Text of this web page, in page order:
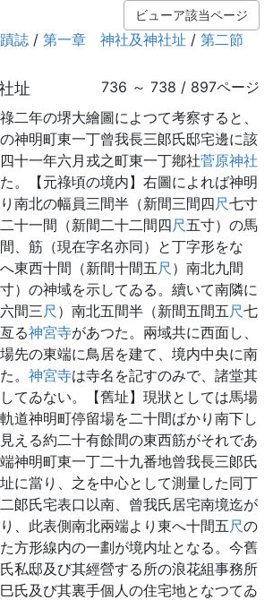
ビューア該当ページ
誌 / 第一章 神社及神社址 / 第二節
址
736 ～ 738 / 897ページ
二年の堺大繪圖によつて考察すると、
の神明町東一丁曾我長三郞氏邸宅邊に該
十一年六月戎之町東一丁鄕社菅原神社
。【元祿頃の境内】右圖によれば神明
南北の幅員三間半（新間三間四尺七寸
十一間（新間二十二間四尺五寸）の馬
、筋（現在字名亦同）と丁字形をな
東西十間（新間十間五尺 ）南北九間
）の神域を示してゐる。續いて南隣に
間三尺 ）南北五間半（新間五間五尺七
る神宮寺があつた。兩域共に西面し、
先の東端に鳥居を建て、境内中央に南
。 神宮寺は寺名を記すのみで、諸堂其
てゐない。【舊址】現狀としては馬場
道神明町停留場を二十間ばかり南下し
える約二十有餘間の東西筋がそれであ
神明町東一丁二十九番地曾我長三郞氏
に當り、之を中心として測量した同丁
郞氏宅表口以南、曾我氏居宅南境迄が
、此表側南北兩端より東へ十間五尺の
方形線内の一劃が境内址となる。今舊
私邸及び其經營する所の浪花組事務所
氏及び其裏手個人の住宅地となつてゐ